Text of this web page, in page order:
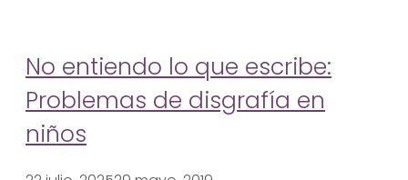
No entiendo lo que escribe:
Problemas de disgrafía en
niños